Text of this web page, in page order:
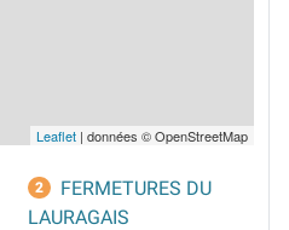
Leaflet | données © OpenStreetMap
2
FERMETURES DU
LAURAGAIS